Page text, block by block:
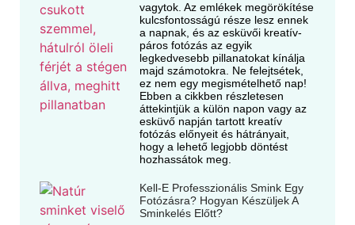
vagytok. Az emlékek megörökítése
kulcsfontosságú része lesz ennek
a napnak, és az esküvői kreatív-
páros fotózás az egyik
legkedvesebb pillanatokat kínálja
majd számotokra. Ne felejtsétek,
ez nem egy megismételhető nap!
Ebben a cikkben részletesen
áttekintjük a külön napon vagy az
esküvő napján tartott kreatív
fotózás előnyeit és hátrányait,
hogy a lehető legjobb döntést
hozhassátok meg.
Kell-E Professzionális Smink Egy
Fotózásra? Hogyan Készüljek A
Sminkelés Előtt?